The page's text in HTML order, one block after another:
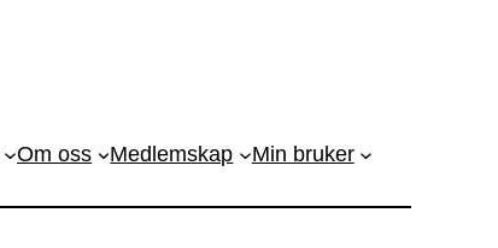
Om oss Medlemskap Min bruker